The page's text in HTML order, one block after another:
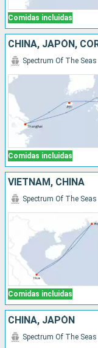
Comidas incluidas
CHINA, JAPÓN,
Comidas incluidas
Spectrum Of The Seas
VIETNAM, CHINA
Comidas incluidas
Spectrum Of The Seas
CHINA, JAPÓN
Spectrum Of The Seas